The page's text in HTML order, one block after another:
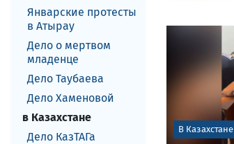
Январские протесты
в Атырау
Дело о мертвом
младенце
Дело Таубаева
Дело Хаменовой
в Казахстане
Дело КазТАГа
В Казахстане